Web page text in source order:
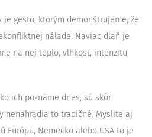
je gesto, ktorým demonštrujeme, že
nálade. Naviac dlaň je
na nej teplo, vlhkosť, intenzitu
ich poznáme dnes, sú skôr
nenahradia to tradičné. Myslite aj
Európu, Nemecko alebo USA to je